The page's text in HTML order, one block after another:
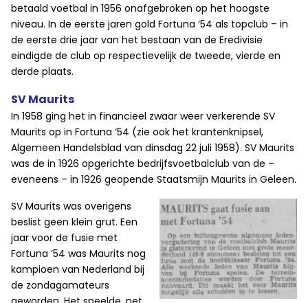
betaald voetbal in 1956 onafgebroken op het hoogste
niveau. In de eerste jaren gold Fortuna ’54 als topclub – in
de eerste drie jaar van het bestaan van de Eredivisie
eindigde de club op respectievelijk de tweede, vierde en
derde plaats.
SV Maurits
In 1958 ging het in financieel zwaar weer verkerende SV
Maurits op in Fortuna ‘54 (zie ook het krantenknipsel,
Algemeen Handelsblad van dinsdag 22 juli 1958). SV Maurits
was de in 1926 opgerichte bedrijfsvoetbalclub van de –
eveneens – in 1926 geopende Staatsmijn Maurits in Geleen.
SV Maurits was overigens
beslist geen klein grut. Een
jaar voor de fusie met
Fortuna ’54 was Maurits nog
kampioen van Nederland bij
de zondagamateurs